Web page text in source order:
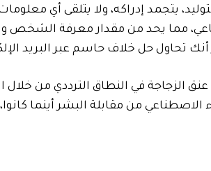
يتجمد إدراكه، ولا يتلقى أي
مما يحد من مقدار معرفة الشخص
تحاول حل خلاف حاسم عبر البريد
من مقابلة البشر أينما كانوا،